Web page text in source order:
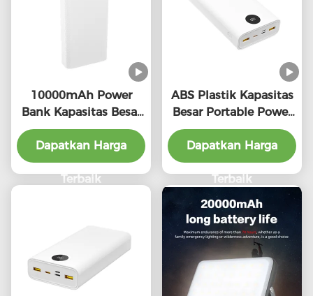
10000mAh Power
Bank Kapasitas Besar
Fast Charging
PD22.5W Output
Dapatkan Harga
Terbaik
ABS Plastik Kapasitas
Besar Portable Power
Bank PD22.5W
Kompatibilitas
Universal
Dapatkan Harga
Terbaik